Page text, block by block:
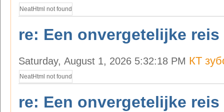
NeatHtml not found
re: Een onvergetelijke reis
Saturday, August 1, 2026 5:32:18 PM КТ
NeatHtml not found
re: Een onvergetelijke reis